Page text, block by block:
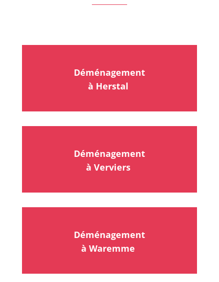
Déménagement
à Herstal
Déménagement
à Verviers
Déménagement
à Waremme